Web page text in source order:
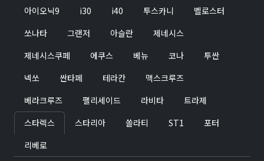
아이오닉9
i30 i40 투스카니
벨로스터
쏘나타
그랜저 아슬란
제네시스
제네시스쿠페
에쿠스 베뉴 코나
투싼
넥쏘
싼타페 테라칸
맥스크루즈
베라크루즈
팰리세이드 라비타
트라제
스타렉스
스타리아 쏠라티 ST1
포터
리베로